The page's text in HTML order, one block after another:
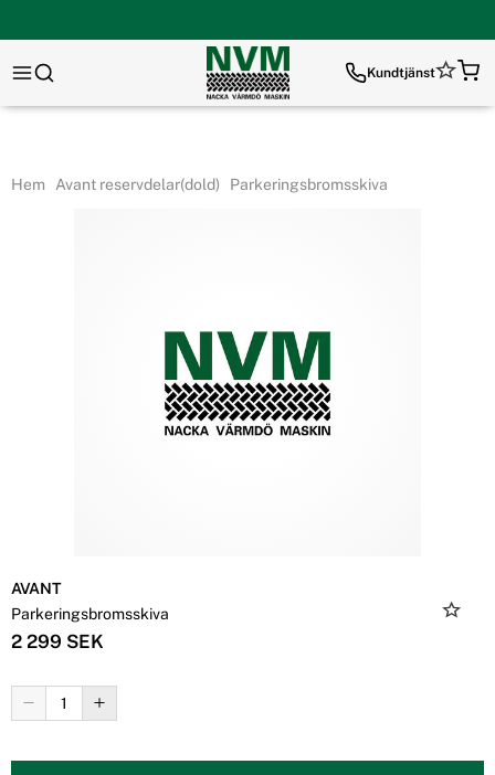
Kundtjänst
Hem Avant reservdelar(dold) Parkeringsbromsskiva
AVANT
Parkeringsbromsskiva
2 299 SEK